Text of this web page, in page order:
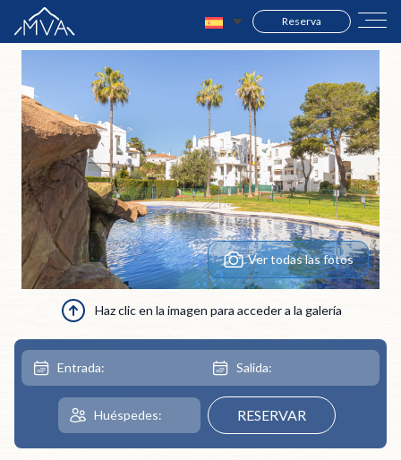
Reserva
Ver todas las fotos
Haz clic en la imagen para acceder a la galería